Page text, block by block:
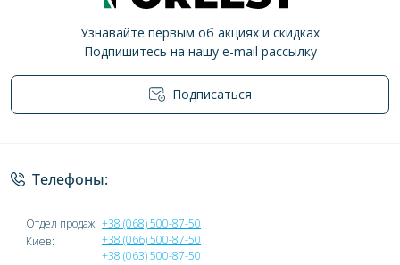
Узнавайте первым об акциях и скидках
Подпишитесь на нашу e-mail рассылку
Подписаться
Политика конфиденциальности
Телефоны:
Отдел продаж
Киев:
+38 (068) 500-87-50
+38 (066) 500-87-50
+38 (063) 500-87-50